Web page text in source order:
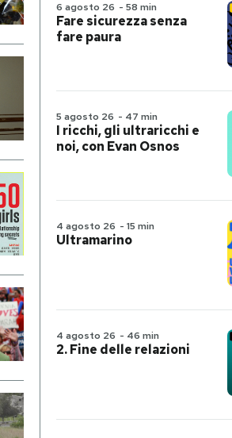
6 agosto 26 - 58 min
Fare sicurezza senza
fare paura
5 agosto 26 - 47 min
I ricchi, gli ultraricchi e
noi, con Evan Osnos
4 agosto 26 - 15 min
Ultramarino
4 agosto 26 - 46 min
2. Fine delle relazioni